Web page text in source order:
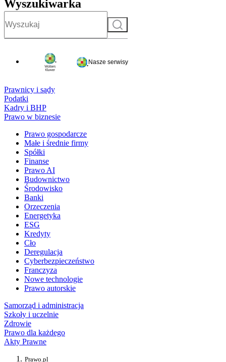
Wyszukiwarka
Szukaj
Nasze serwisy
Prawnicy i sądy
Podatki
Kadry i BHP
Prawo w biznesie
Prawo gospodarcze
Małe i średnie firmy
Spółki
Finanse
Prawo AI
Budownictwo
Środowisko
Banki
Orzeczenia
Energetyka
ESG
Kredyty
Cło
Deregulacja
Cyberbezpieczeństwo
Franczyza
Nowe technologie
Prawo autorskie
Samorząd i administracja
Szkoły i uczelnie
Zdrowie
Prawo dla każdego
Akty Prawne
Prawo.pl